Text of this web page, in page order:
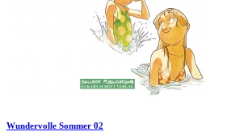
Wundervolle Sommer 02